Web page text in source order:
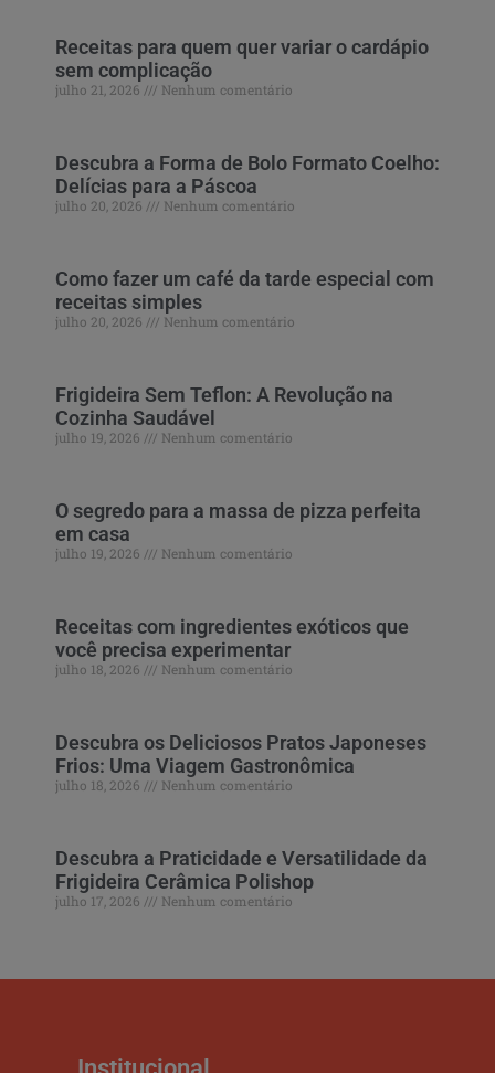
Receitas para quem quer variar o cardápio
sem complicação
julho 21, 2026 Nenhum comentário
Descubra a Forma de Bolo Formato Coelho:
Delícias para a Páscoa
julho 20, 2026 Nenhum comentário
Como fazer um café da tarde especial com
receitas simples
julho 20, 2026 Nenhum comentário
Frigideira Sem Teflon: A Revolução na
Cozinha Saudável
julho 19, 2026 Nenhum comentário
O segredo para a massa de pizza perfeita
em casa
julho 19, 2026 Nenhum comentário
Receitas com ingredientes exóticos que
você precisa experimentar
julho 18, 2026 Nenhum comentário
Descubra os Deliciosos Pratos Japoneses
Frios: Uma Viagem Gastronômica
julho 18, 2026 Nenhum comentário
Descubra a Praticidade e Versatilidade da
Frigideira Cerâmica Polishop
julho 17, 2026 Nenhum comentário